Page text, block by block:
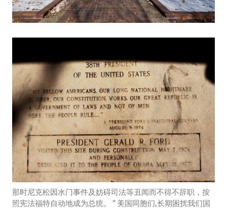
那时尼克松因水门事件及妨碍司法等丑闻而不得不辞职，按
照宪法福特自动地成为总统。 “ 美国同胞们,长期困扰我们国